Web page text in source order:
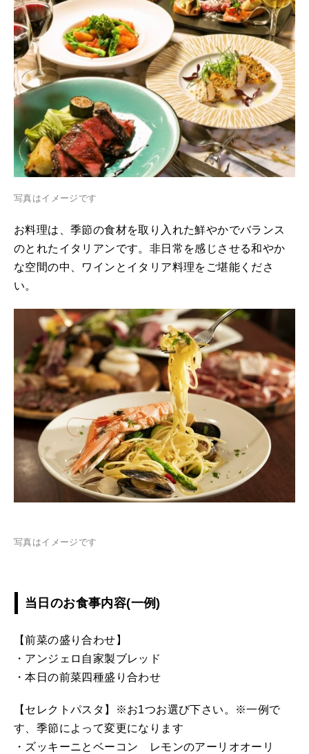
写真はイメージです
お料理は、季節の食材を取り入れた鮮やかでバランス
のとれたイタリアンです。非日常を感じさせる和やか
な空間の中、ワインとイタリア料理をご堪能くださ
い。
写真はイメージです
当日のお食事内容(一例)
【前菜の盛り合わせ】
・アンジェロ自家製ブレッド
・本日の前菜四種盛り合わせ
【セレクトパスタ】※お1つお選び下さい。※一例で
す、季節によって変更になります
・ズッキーニとベーコン レモンのアーリオオーリ